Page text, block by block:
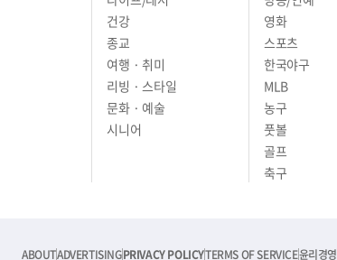
건강
종교
여행 · 취미
리빙 · 스타일
문화 · 예술
시니어
영화
스포츠
한국야구
MLB
농구
풋볼
골프
축구
ABOUTADVERTISINGPRIVACY POLICYTERMS OF SERVICE윤리경영